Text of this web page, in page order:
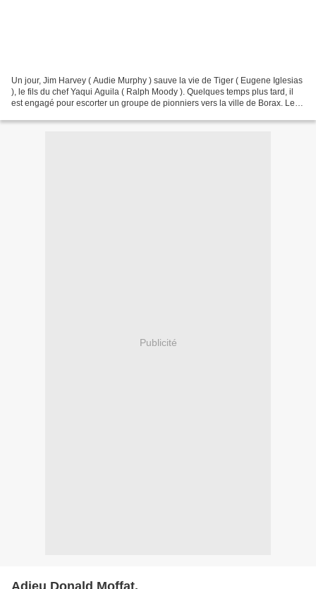
Un jour, Jim Harvey ( Audie Murphy ) sauve la vie de Tiger ( Eugene Iglesias
), le fils du chef Yaqui Aguila ( Ralph Moody ). Quelques temps plus tard, il
est engagé pour escorter un groupe de pionniers vers la ville de Borax. Le
Publicité
Adieu Donald Moffat.